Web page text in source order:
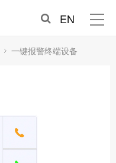
EN
一键报警终端设备